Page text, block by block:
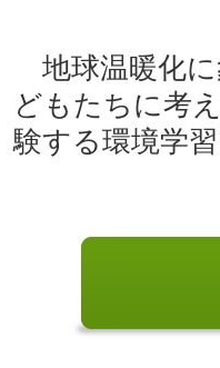
地球温暖化に
どもたちに考
験する環境学